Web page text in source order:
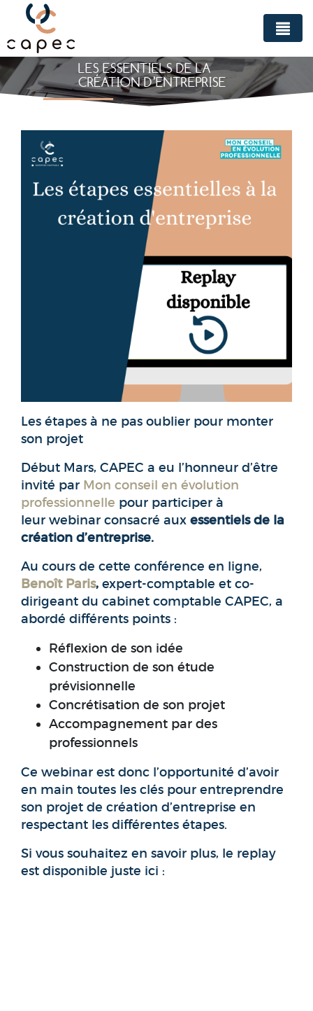
Panneau de gestion des cookies
LES ESSENTIELS DE LA
CRÉATION D’ENTREPRISE
Les étapes à ne pas oublier pour monter
son projet
Début Mars, CAPEC a eu l’honneur d’être
invité par Mon conseil en évolution
professionnelle pour participer à
leur webinar consacré aux essentiels de la
création d’entreprise.
Au cours de cette conférence en ligne,
Benoît Paris, expert-comptable et co-
dirigeant du cabinet comptable CAPEC, a
abordé différents points :
Réflexion de son idée
Construction de son étude
prévisionnelle
Concrétisation de son projet
Accompagnement par des
professionnels
Ce webinar est donc l’opportunité d’avoir
en main toutes les clés pour entreprendre
son projet de création d’entreprise en
respectant les différentes étapes.
Si vous souhaitez en savoir plus, le replay
est disponible juste ici :